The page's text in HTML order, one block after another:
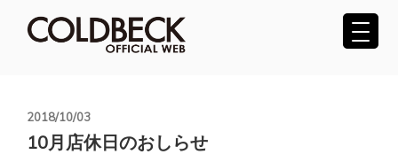
投
稿
日:
2018/10/03
10月店休日のおしらせ